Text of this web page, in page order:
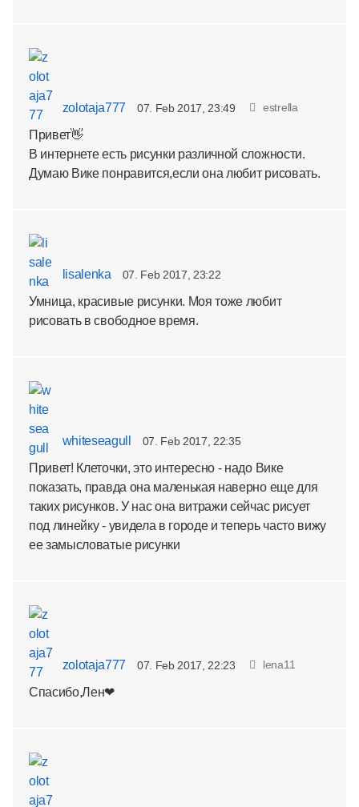
zolotaja777 07. Feb 2017, 23:49 estrella
Привет👋
В интернете есть рисунки различной сложности.
Думаю Вике понравится,если она любит рисовать.
lisalenka 07. Feb 2017, 23:22
Умница, красивые рисунки. Моя тоже любит
рисовать в свободное время.
whiteseagull 07. Feb 2017, 22:35
Привет! Клеточки, это интересно - надо Вике
показать, правда она маленькая наверно еще для
таких рисунков. У нас она витражи сейчас рисует
под линейку - увидела в городе и теперь часто вижу
ее замысловатые рисунки
zolotaja777 07. Feb 2017, 22:23 lena11
Спасибо,Лен❤